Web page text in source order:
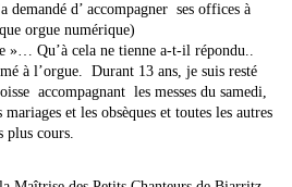
demandé d’ accompagner ses offices à
orgue numérique)
»… Qu’à cela ne tienne a-t-il répondu..
à l’orgue. Durant 13 ans, je suis resté
accompagnant les messes du samedi,
et les obsèques et toutes les autres
plus cours.